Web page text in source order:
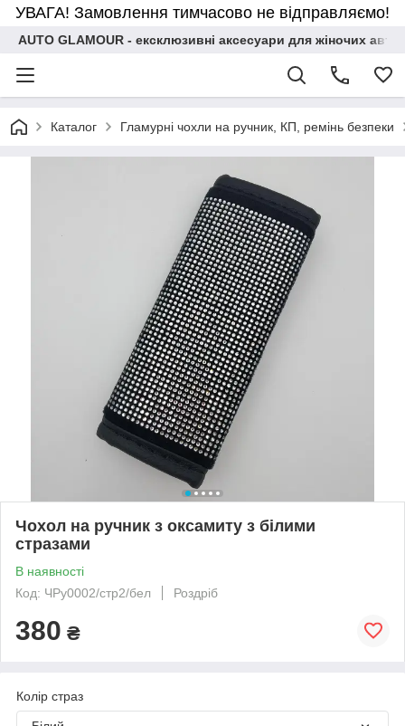
УВАГА! Замовлення тимчасово не відправляємо!
AUTO GLAMOUR - ексклюзивні аксесуари для жіночих
Каталог Гламурні чохли на ручник, КП, ремінь безпеки
Чохол на ручник з оксамиту з білими
стразами
В наявності
Код: ЧРу0002/стр2/бел
Роздріб
380 ₴
Колір страз